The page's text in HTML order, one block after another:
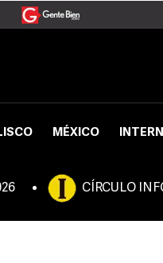
MÉXICO
CÍRCULO